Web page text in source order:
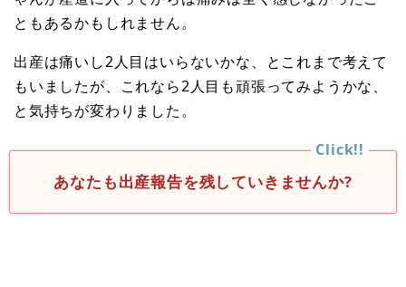
ともあるかもしれません。
出産は痛いし2人目はいらないかな、とこれまで考えて
もいましたが、これなら2人目も頑張ってみようかな、
と気持ちが変わりました。
あなたも出産報告を残していきませんか?